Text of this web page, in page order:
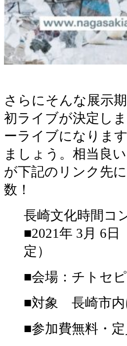
さらにそんな展示
初ライブが決定し
ーライブになりま
ましょう。相当良
が下記のリンク先
数！
長崎文化時間コ
■2021年 3月 6
定）
■会場：チトセ
■対象 長崎市内
■参加費無料・定